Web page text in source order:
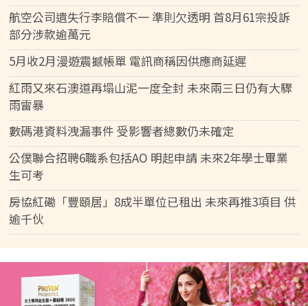
航空公司遺失行李賠償不一 準則欠透明 首8月61宗投訴
部分涉款逾萬元
5月收2月漫遊震撼帳單 電訊商稱因供應商延遲
紅雨又來石澳道再塌山泥一度全封 未來兩三日仍有大驟
雨雷暴
數碼港資料洩漏事件 受影響者總數仍未確定
公僕聯合招聘6職系包括AO 明起申請 未來2年學士畢業
生可考
房協紅磡「豐頤居」8成半單位已租出 未來再推3項目 供
逾千伙